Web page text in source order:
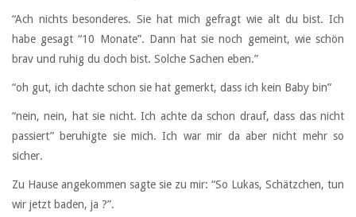
“Ach nichts besonderes. Sie hat mich gefragt wie alt du bist. Ich
habe gesagt “10 Monate”. Dann hat sie noch gemeint, wie schön
brav und ruhig du doch bist. Solche Sachen eben.”
“oh gut, ich dachte schon sie hat gemerkt, dass ich kein Baby bin”
“nein, nein, hat sie nicht. Ich achte da schon drauf, dass das nicht
passiert” beruhigte sie mich. Ich war mir da aber nicht mehr so
sicher.
Zu Hause angekommen sagte sie zu mir: “So Lukas, Schätzchen, tun
wir jetzt baden, ja ?”.